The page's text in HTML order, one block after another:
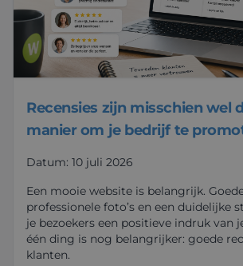
Recensies zijn misschien wel
manier om je bedrijf te
Datum: 10 juli 2026
Een mooie website is belangrijk.
professionele foto’s en een duidelijke
je bezoekers een positieve indruk van
één ding is nog belangrijker: goede
klanten.